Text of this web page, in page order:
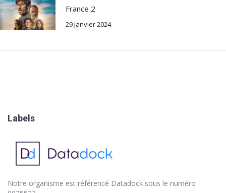
France 2
29 janvier 2024
Labels
Notre organisme est référencé Datadock sous le numéro